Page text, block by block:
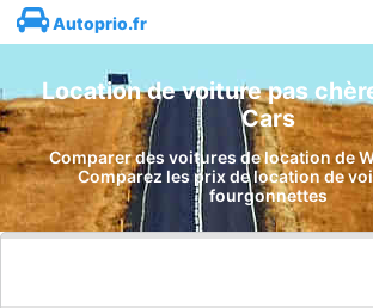
Autoprio.fr
Location de voiture pas
Cars
Comparer des voitures de location de
Comparez les prix de location de
fourgonnettes